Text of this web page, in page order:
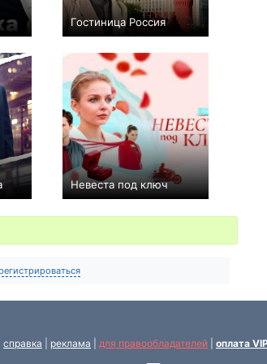
Гостиница Россия
+44 12 417
Невеста под ключ
−1 4 330
справка реклама для правообладателей оплата